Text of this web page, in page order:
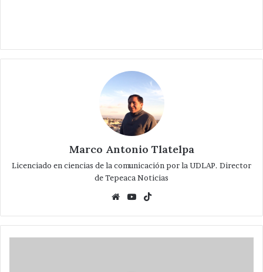
Marco Antonio Tlatelpa
Licenciado en ciencias de la comunicación por la UDLAP. Director
de Tepeaca Noticias
WebsiteYouTube